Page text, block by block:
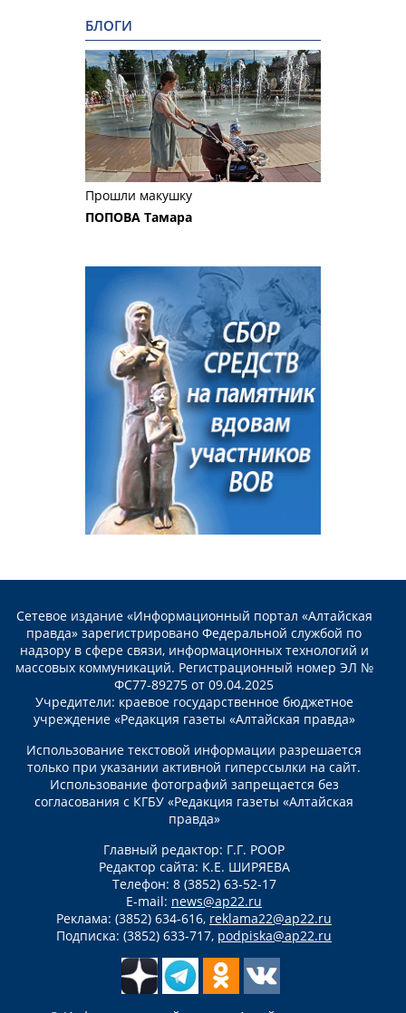
БЛОГИ
Прошли макушку
ПОПОВА Тамара
Сетевое издание «Информационный портал «Алтайская
правда» зарегистрировано Федеральной службой по
надзору в сфере связи, информационных технологий и
массовых коммуникаций. Регистрационный номер ЭЛ №
ФС77-89275 от 09.04.2025
Учредители: краевое государственное бюджетное
учреждение «Редакция газеты «Алтайская правда»
Использование текстовой информации разрешается
только при указании активной гиперссылки на сайт.
Использование фотографий запрещается без
согласования с КГБУ «Редакция газеты «Алтайская
правда»
Главный редактор: Г.Г. РООР
Редактор сайта: К.Е. ШИРЯЕВА
Телефон: 8 (3852) 63-52-17
E-mail: news@ap22.ru
Реклама: (3852) 634-616, reklama22@ap22.ru
Подписка: (3852) 633-717, podpiska@ap22.ru